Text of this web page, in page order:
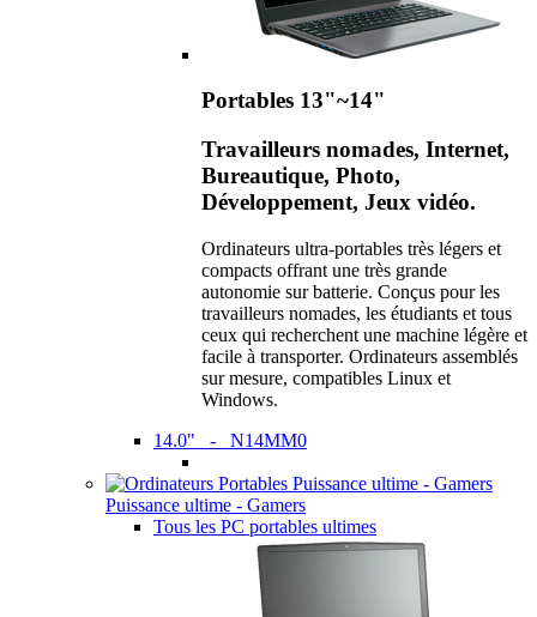
Portables 13"~14"
Travailleurs nomades, Internet,
Bureautique, Photo,
Développement, Jeux vidéo.
Ordinateurs ultra-portables très légers et
compacts offrant une très grande
autonomie sur batterie. Conçus pour les
travailleurs nomades, les étudiants et tous
ceux qui recherchent une machine légère et
facile à transporter. Ordinateurs assemblés
sur mesure, compatibles Linux et
Windows.
14.0" - N14MM0
Puissance ultime - Gamers
Tous les PC portables ultimes